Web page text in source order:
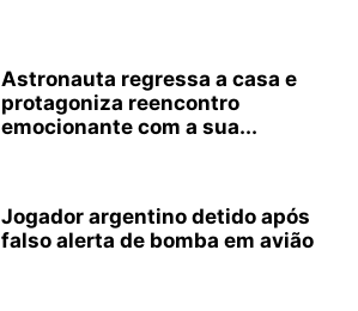
Astronauta regressa a casa e
protagoniza reencontro
emocionante com a sua...
Jogador argentino detido após
falso alerta de bomba em avião